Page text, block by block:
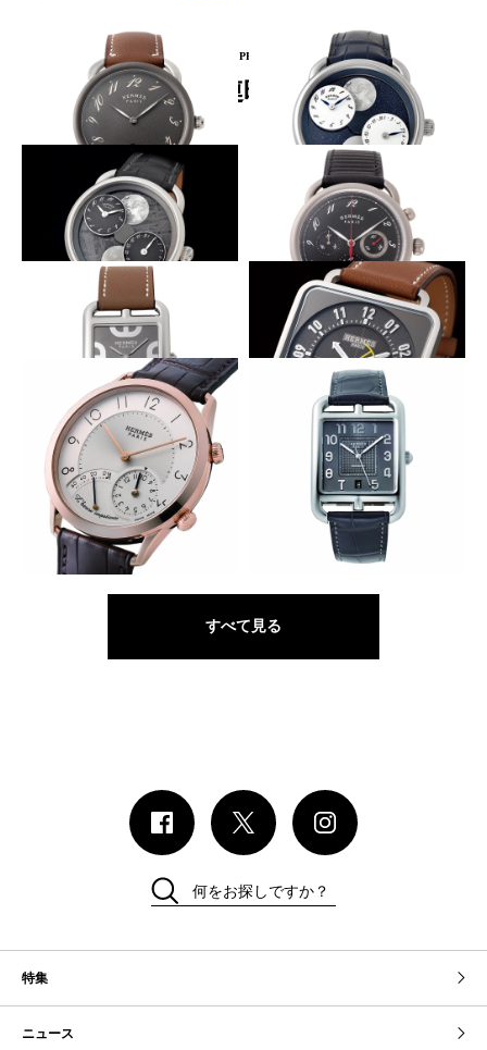
PICKUP PRODUCT
関連時計
色と輝きの豊かな対比
アルソー 78
2つの月を隠す2つのダイヤル
アルソー ルゥール ドゥ ラ リュ
2つの月を隠す2つのダイヤル
アルソー ルゥール ドゥ ラ リュ
着け心地も軽やか
HERMÈS
アルソー クロノ チタン
ラグの形を文字盤に
HERMÈS
ケープコッド
精緻な機械が幾何学的な美に潜む
カレ アッシュ
美しきアラームの音色
HERMÈS
スリム ドゥ エルメス ルゥー
ル・アンパシアント
深みと艶のある新色グレー
ケープゴッド
すべて見る
特集
ニュース
何をお探しですか？